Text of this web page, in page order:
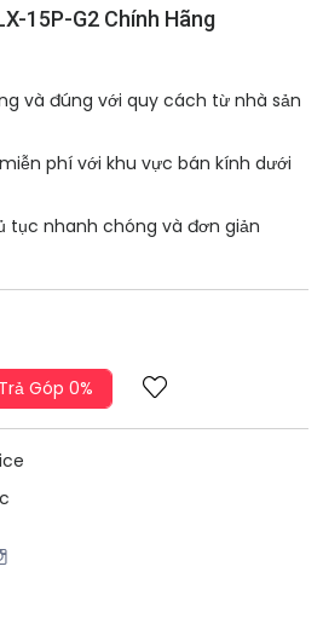
15P-G2 Chính Hãng
và đúng với quy cách từ nhà sản
phí với khu vực bán kính dưới
tục nhanh chóng và đơn giản
Trả Góp 0%